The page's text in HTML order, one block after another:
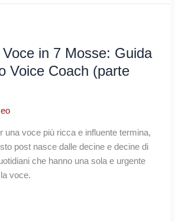
in 7 Mosse: Guida
Voice Coach (parte
una voce più ricca e influente termina,
post nasce dalle decine e decine di
che hanno una sola e urgente
voce.